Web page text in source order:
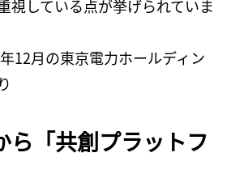
視している点が挙げられていま
年12月の東京電力ホールディン
ら「共創プラットフ